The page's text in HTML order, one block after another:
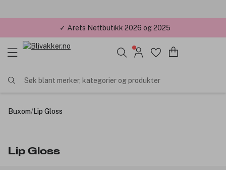
✓ Årets Nettbutikk 2026 og 2025
Søk blant merker, kategorier og produkter
Buxom/Lip Gloss
Lip Gloss